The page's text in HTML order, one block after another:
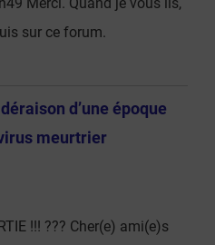
sur ce forum.
d’une époque
meurtrier
!!! ??? Cher(e) ami(e)s